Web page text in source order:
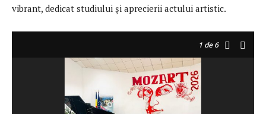
vibrant, dedicat studiului și aprecierii actului artistic.
1 de 6